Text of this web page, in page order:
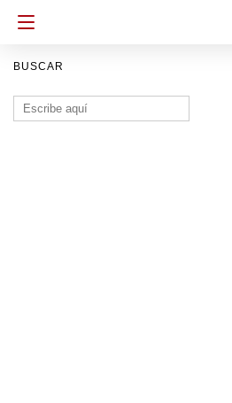
BUSCAR
Buscar: